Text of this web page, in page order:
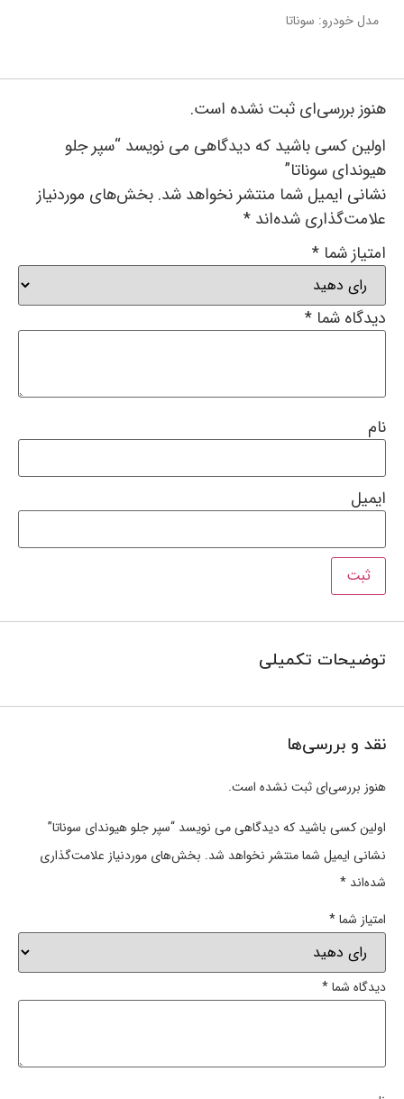
مدل خودرو: سوناتا
هنوز بررسی‌ای ثبت نشده است.
اولین کسی باشید که دیدگاهی می نویسد “سپر جلو
هیوندای سوناتا”
نشانی ایمیل شما منتشر نخواهد شد. بخش‌های موردنیاز
علامت‌گذاری شده‌اند *
امتیاز شما *
دیدگاه شما *
نام
ایمیل
توضیحات تکمیلی
نقد و بررسی‌ها
هنوز بررسی‌ای ثبت نشده است.
اولین کسی باشید که دیدگاهی می نویسد “سپر جلو هیوندای سوناتا”
نشانی ایمیل شما منتشر نخواهد شد. بخش‌های موردنیاز علامت‌گذاری
شده‌اند *
امتیاز شما*
دیدگاه شما*